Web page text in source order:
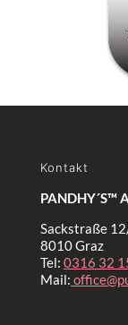
Kontakt
PANDHY´S™
Sackstraße
8010 Graz
Tel: 0316 32
Mail: